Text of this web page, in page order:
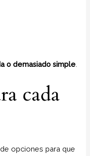
o demasiado simple
cada
opciones para que